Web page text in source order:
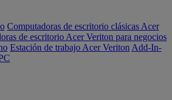
Computadoras de escritorio clásicas Acer
de escritorio Acer Veriton para negocios
Estación de trabajo Acer Veriton Add-In-